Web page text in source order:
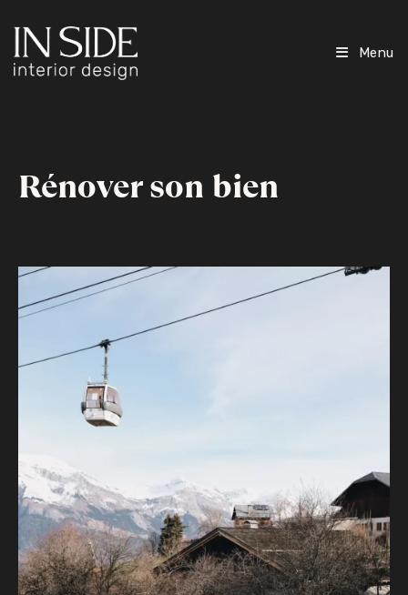
Menu
Rénover son bien